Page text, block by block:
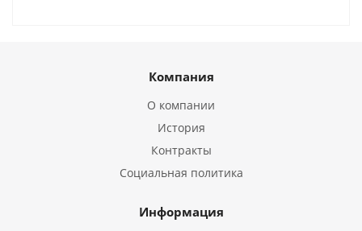
Компания
О компании
История
Контракты
Социальная политика
Информация